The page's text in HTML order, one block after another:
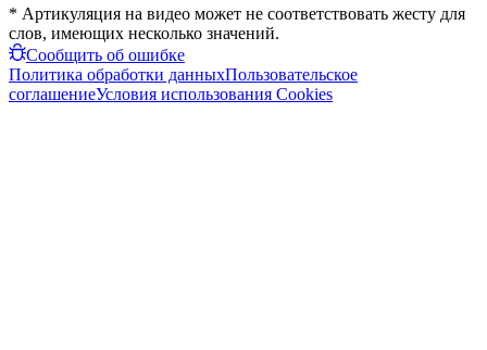
* Артикуляция на видео может не соответствовать жесту для
слов, имеющих несколько значений.
Сообщить об ошибке
Политика обработки данныхПользовательское
соглашениеУсловия использования Cookies